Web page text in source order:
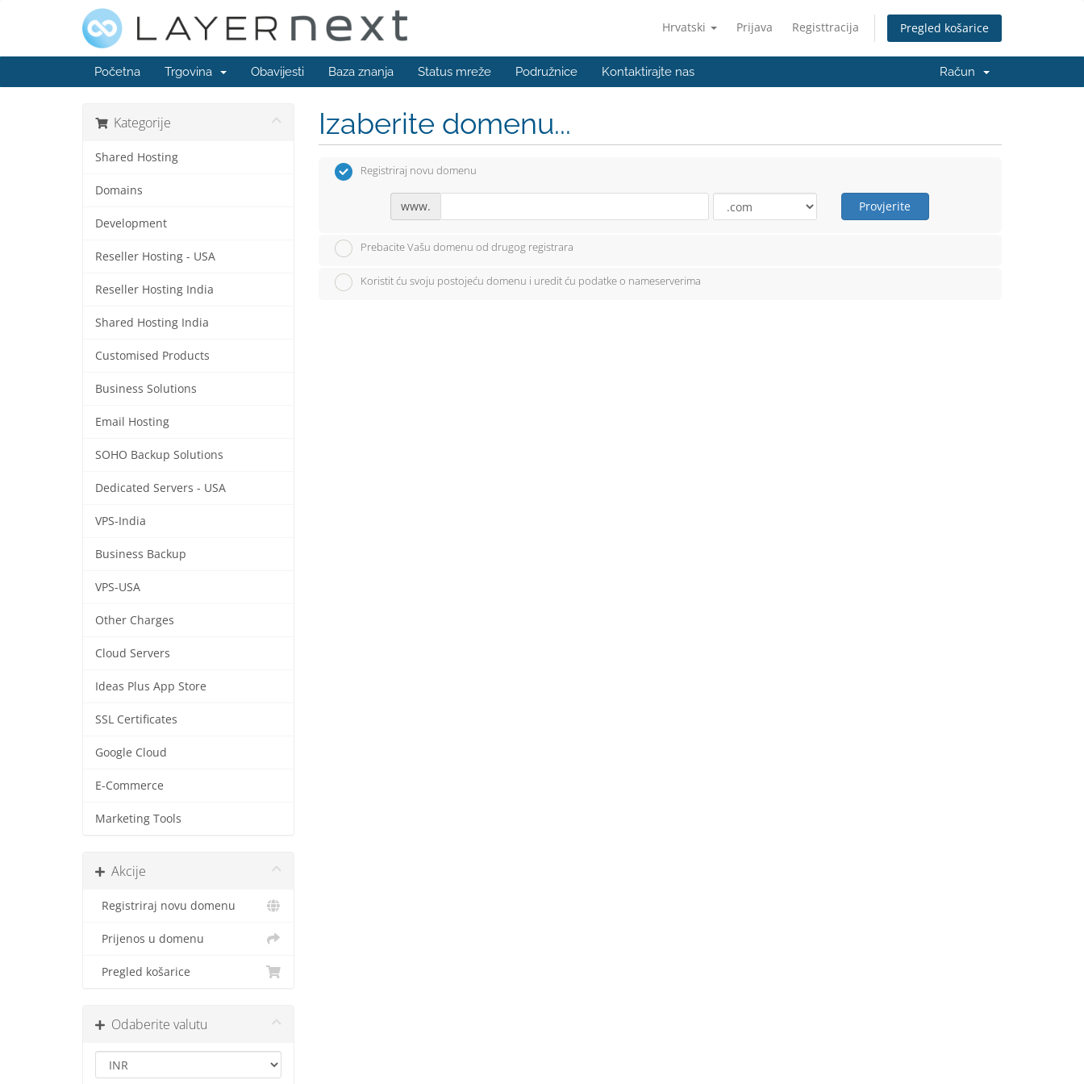
Hrvatski Prijava Registtracija Pregled košarice
Početna Trgovina Obavijesti Baza znanja Status mreže Podružnice Kontaktirajte nas Račun
Kategorije
Shared Hosting
Domains
Development
Reseller Hosting - USA
Reseller Hosting India
Shared Hosting India
Customised Products
Business Solutions
Email Hosting
SOHO Backup Solutions
Dedicated Servers - USA
VPS-India
Business Backup
VPS-USA
Other Charges
Cloud Servers
Ideas Plus App Store
SSL Certificates
Google Cloud
E-Commerce
Marketing Tools
Akcije
Registriraj novu domenu
Prijenos u domenu
Pregled košarice
Odaberite valutu
Izaberite domenu...
Registriraj novu domenu
www. Provjerite
Prebacite Vašu domenu od drugog registrara
Koristit ću svoju postojeću domenu i uredit ću podatke o nameserverima